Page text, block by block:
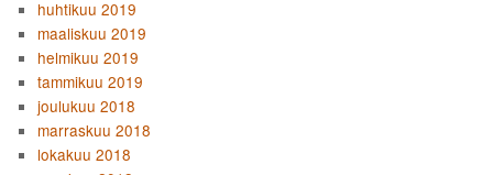
huhtikuu 2019
maaliskuu 2019
helmikuu 2019
tammikuu 2019
joulukuu 2018
marraskuu 2018
lokakuu 2018